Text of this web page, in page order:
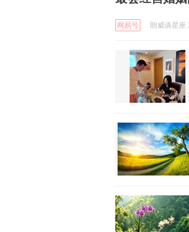
网易号 朗威谈星座